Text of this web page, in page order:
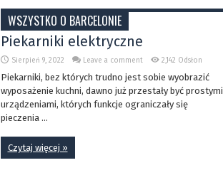
WSZYSTKO O BARCELONIE
Piekarniki elektryczne
Sierpień 9, 2022 Leave a comment 2,142 Odsłon
Piekarniki, bez których trudno jest sobie wyobrazić
wyposażenie kuchni, dawno już przestały być prostymi
urządzeniami, których funkcje ograniczały się
pieczenia ...
Czytaj więcej »